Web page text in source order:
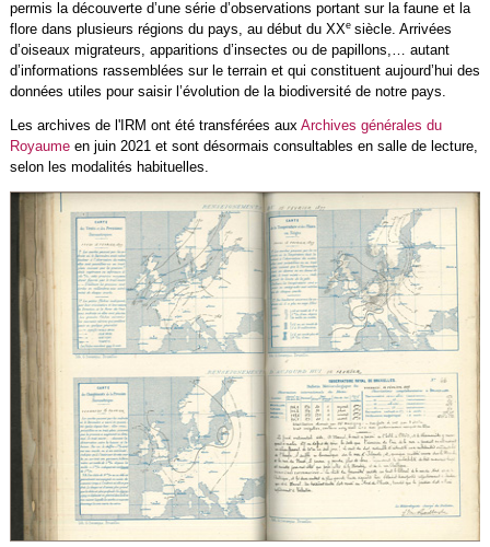
permis la découverte d’une série d’observations portant sur la faune et la
flore dans plusieurs régions du pays, au début du XXe siècle. Arrivées
d’oiseaux migrateurs, apparitions d’insectes ou de papillons,… autant
d’informations rassemblées sur le terrain et qui constituent aujourd’hui des
données utiles pour saisir l’évolution de la biodiversité de notre pays.
Les archives de l'IRM ont été transférées aux Archives générales du
Royaumeen juin 2021 et sont désormais consultables en salle de lecture,
selon les modalités habituelles.